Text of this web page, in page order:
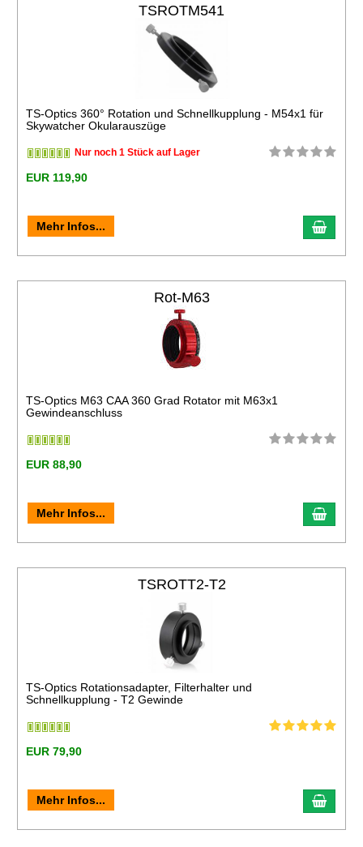
TSROTM541
TS-Optics 360° Rotation und Schnellkupplung - M54x1 für
Skywatcher Okularauszüge
Nur noch 1 Stück auf Lager
EUR 119,90
Mehr Infos...
Rot-M63
TS-Optics M63 CAA 360 Grad Rotator mit M63x1
Gewindeanschluss
EUR 88,90
Mehr Infos...
TSROTT2-T2
TS-Optics Rotationsadapter, Filterhalter und
Schnellkupplung - T2 Gewinde
EUR 79,90
Mehr Infos...